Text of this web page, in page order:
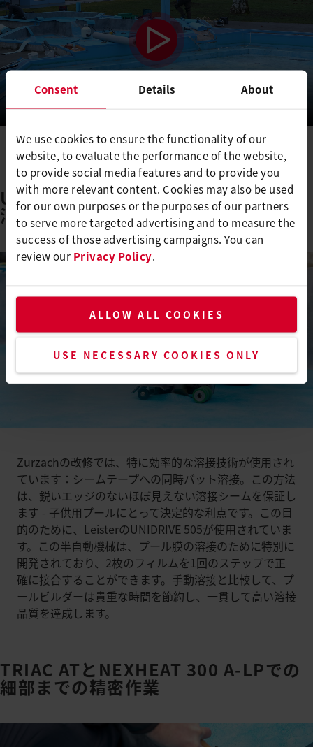
Consent Details About
We use cookies to ensure the functionality of our
website, to evaluate the performance of the website,
to provide social media features and to provide you
with more relevant content. Cookies may also be used
for our own purposes or the purposes of our partners
to serve more targeted advertising and to measure the
success of those advertising campaigns. You can
review our Privacy Policy.
ALLOW ALL COOKIES
USE NECESSARY COOKIES ONLY
UNIDRIVE 505による効率的なバット
溶接
Zurzachの改修では、特に効率的な溶接技術が使用され
ています：シームテープへの同時バット溶接。この方法
は、鋭いエッジのないほぼ見えない溶接シームを保証し
ます - 子供用プールにとって決定的な利点です。この目
的のために、LeisterのUNIDRIVE 505が使用されていま
す。この半自動機械は、プール膜の溶接のために特別に
開発されており、2枚のフィルムを1回のステップで正
確に接合することができます。手動溶接と比較して、プ
ールビルダーは貴重な時間を節約し、一貫して高い溶接
品質を達成します。
TRIAC ATとNEXHEAT 300 A-LPでの
細部までの精密作業